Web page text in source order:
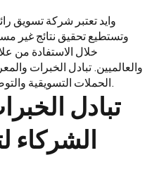
وايد تعتبر شركة تسويق
وتستطيع تحقيق نتائج غير
خلال الاستفادة من
والعالميين. تبادل الخبرات
الحملات التسويقية والتوصل إلى شريحة أوسع من الجمهور.
تبادل
الشركاء